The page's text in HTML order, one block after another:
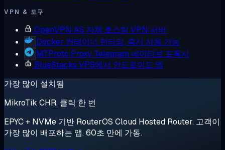
VPN & 도구
OpenVPN AS 자체 호스팅 VPN 서버
Docker 컨테이너 런타임, 즉시 사용 가능
MTProto Proxy Telegram 네이티브 프록시
BlueStacks VPS에서 안드로이드 앱
가장 많이 설치됨
MikroTik CHR, 클릭 한 번
EPYC + NVMe 기반 RouterOS Cloud Hosted Router. 고객이
가장 많이 배포하는 앱. 60초 만에 가동.